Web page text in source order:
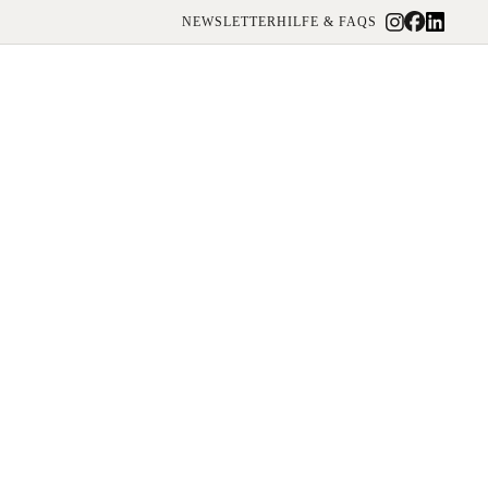
NEWSLETTERHILFE & FAQS